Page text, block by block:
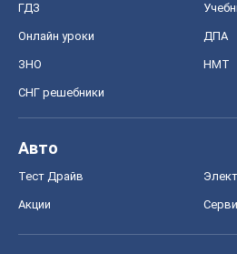
ГДЗ
Онлайн уроки ДПА
ЗНО НМТ
СНГ решебники
Авто
Тест Драйв
Акции